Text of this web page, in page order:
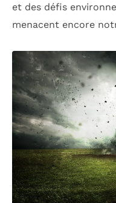
et des défis
menacent encore